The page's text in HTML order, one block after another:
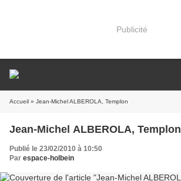
Publicité
Accueil » Jean-Michel ALBEROLA, Templon
Jean-Michel ALBEROLA, Templon
Publié le 23/02/2010 à 10:50
Par espace-holbein